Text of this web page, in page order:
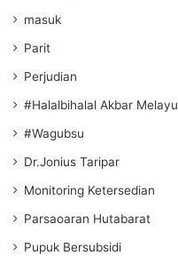
masuk
Parit
Perjudian
#Halalbihalal Akbar Melayu
#Wagubsu
Dr.Jonius Taripar
Monitoring Ketersedian
Parsaoaran Hutabarat
Pupuk Bersubsidi